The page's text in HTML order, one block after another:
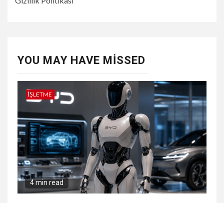
YOU MAY HAVE MISSED
İŞLETME
4 min read